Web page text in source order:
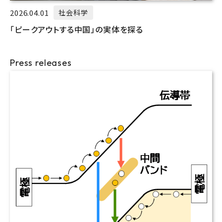
2026.04.01 社会科学
「ピークアウトする中国」の実体を探る
Press releases